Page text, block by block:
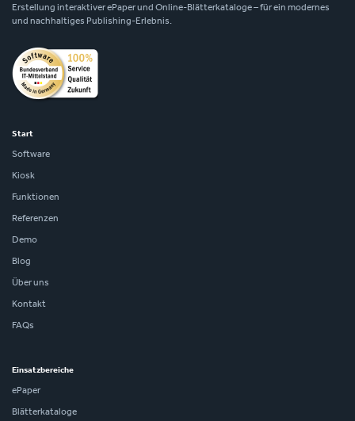
Erstellung interaktiver ePaper und Online-Blätterkataloge – für ein modernes
und nachhaltiges Publishing-Erlebnis.
Start
Software
Kiosk
Funktionen
Referenzen
Demo
Blog
Über uns
Kontakt
FAQs
Einsatzbereiche
ePaper
Blätterkataloge